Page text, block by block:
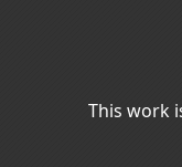
This work